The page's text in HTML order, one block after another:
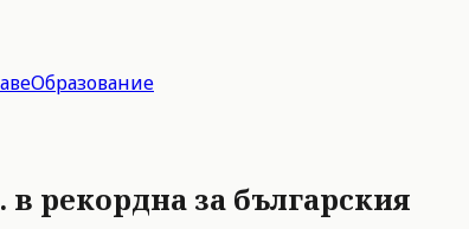
Образование
рекордна за българския